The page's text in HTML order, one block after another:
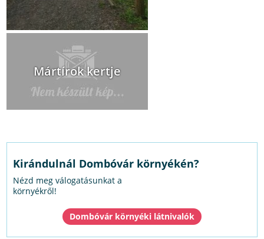
Mártírok kertje
Kirándulnál Dombóvár környékén?
Nézd meg válogatásunkat a
környékről!
Dombóvár környéki látnivalók